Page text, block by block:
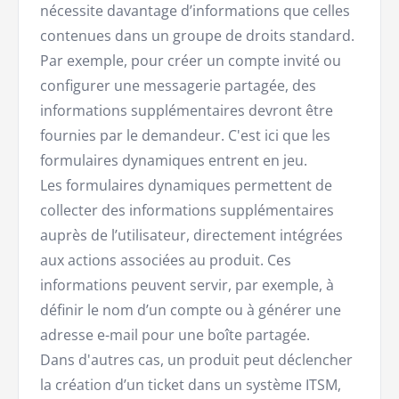
nécessite davantage d’informations que celles
contenues dans un groupe de droits standard.
Par exemple, pour créer un compte invité ou
configurer une messagerie partagée, des
informations supplémentaires devront être
fournies par le demandeur. C'est ici que les
formulaires dynamiques entrent en jeu.
Les formulaires dynamiques permettent de
collecter des informations supplémentaires
auprès de l’utilisateur, directement intégrées
aux actions associées au produit. Ces
informations peuvent servir, par exemple, à
définir le nom d’un compte ou à générer une
adresse e-mail pour une boîte partagée.
Dans d'autres cas, un produit peut déclencher
la création d’un ticket dans un système ITSM,